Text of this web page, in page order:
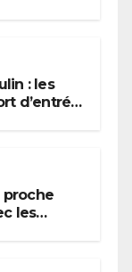
: les
d’entrée
proche
les